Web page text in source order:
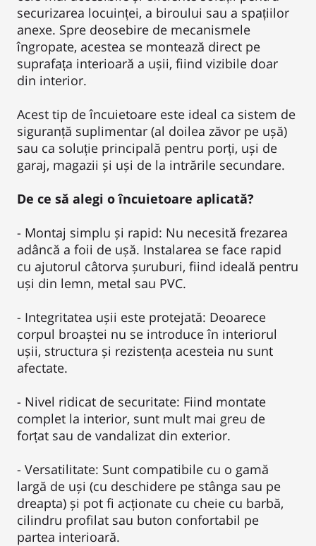
securizarea locuinței, a biroului sau a spațiilor
anexe. Spre deosebire de mecanismele
îngropate, acestea se montează direct pe
suprafața interioară a ușii, fiind vizibile doar
din interior.
Acest tip de încuietoare este ideal ca sistem de
siguranță suplimentar (al doilea zăvor pe ușă)
sau ca soluție principală pentru porți, uși de
garaj, magazii și uși de la intrările secundare.
De ce să alegi o încuietoare aplicată?
- Montaj simplu și rapid: Nu necesită frezarea
adâncă a foii de ușă. Instalarea se face rapid
cu ajutorul câtorva șuruburi, fiind ideală pentru
uși din lemn, metal sau PVC.
- Integritatea ușii este protejată: Deoarece
corpul broaștei nu se introduce în interiorul
ușii, structura și rezistența acesteia nu sunt
afectate.
- Nivel ridicat de securitate: Fiind montate
complet la interior, sunt mult mai greu de
forțat sau de vandalizat din exterior.
- Versatilitate: Sunt compatibile cu o gamă
largă de uși (cu deschidere pe stânga sau pe
dreapta) și pot fi acționate cu cheie cu barbă,
cilindru profilat sau buton confortabil pe
partea interioară.